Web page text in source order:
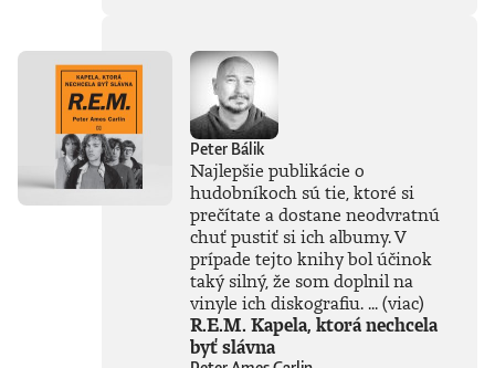
Peter Bálik
Najlepšie publikácie o
hudobníkoch sú tie, ktoré si
prečítate a dostane neodvratnú
chuť pustiť si ich albumy. V
prípade tejto knihy bol účinok
taký silný, že som doplnil na
vinyle ich diskografiu. ...(viac)
R.E.M. Kapela, ktorá nechcela
byť slávna